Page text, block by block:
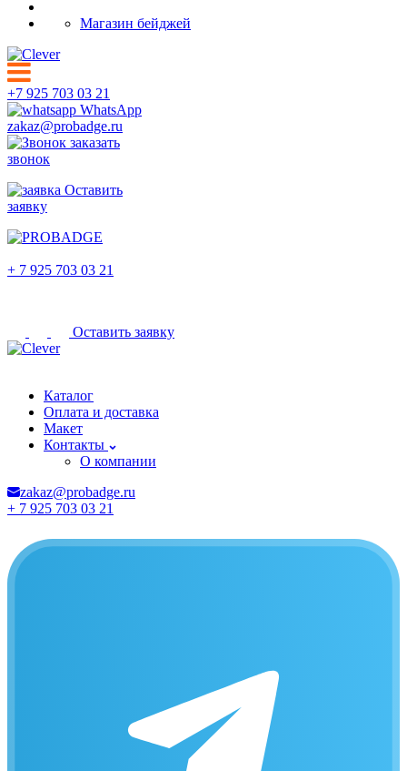
Магазин бейджей
+7 925 703 03 21
WhatsApp
zakaz@probadge.ru
заказать
звонок
Оставить
заявку
+ 7 925 703 03 21
Оставить заявку
Каталог
Оплата и доставка
Макет
Контакты
О компании
zakaz@probadge.ru
+ 7 925 703 03 21